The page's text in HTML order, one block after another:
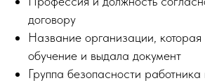
договору
Название организации, которая
обучение и выдала документ
Группа безопасности